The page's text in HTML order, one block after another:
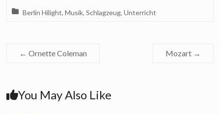
Berlin Hilight,Musik,Schlagzeug,Unterricht
← Ornette Coleman Mozart →
You May Also Like